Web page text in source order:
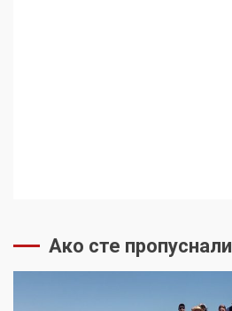
Ако сте пропуснали